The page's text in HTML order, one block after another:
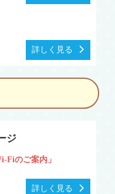
詳しく見る
ジ
Fiのご案内」
詳しく見る